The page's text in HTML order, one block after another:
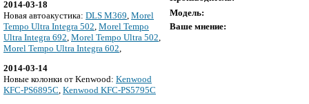
2014-03-18
Новая автоакустика: DLS M369 Morel
Tempo Ultra Integra 502 Morel Tempo
Ultra Integra 692 Morel Tempo Ultra 502
Morel Tempo Ultra Integra 602
2014-03-14
Новые колонки от Kenwood: Kenwood
KFC-PS6895C, Kenwood KFC-PS5795C
Модель:
Ваше мнение: